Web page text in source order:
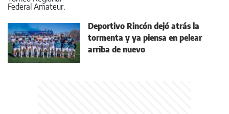
Deportivo Rincón dejó atrás la
tormenta y ya piensa en pelear
arriba de nuevo